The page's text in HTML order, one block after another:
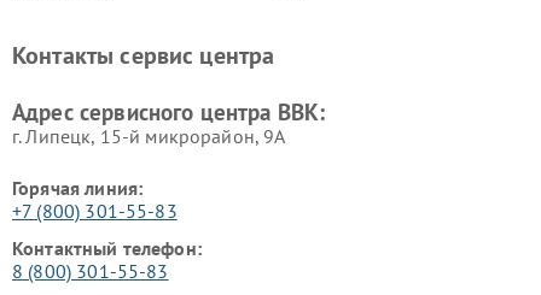
Ремонт винных шкафов BBK
Контакты сервис центра
Адрес сервисного центра BBK:
г. Липецк, 15-й микрорайон, 9А
Горячая линия:
+7 (800) 301-55-83
Контактный телефон:
8 (800) 301-55-83